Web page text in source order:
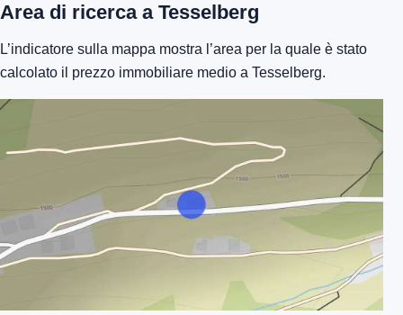
Area di ricerca a Tesselberg
L’indicatore sulla mappa mostra l’area per la quale è stato
calcolato il prezzo immobiliare medio a Tesselberg.